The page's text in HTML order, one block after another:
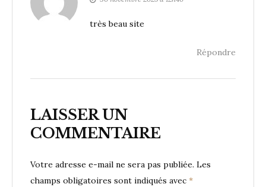
très beau site
Répondre
LAISSER UN
COMMENTAIRE
Votre adresse e-mail ne sera pas publiée. Les
champs obligatoires sont indiqués avec *